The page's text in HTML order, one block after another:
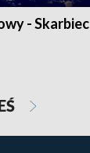
- Skarbiec